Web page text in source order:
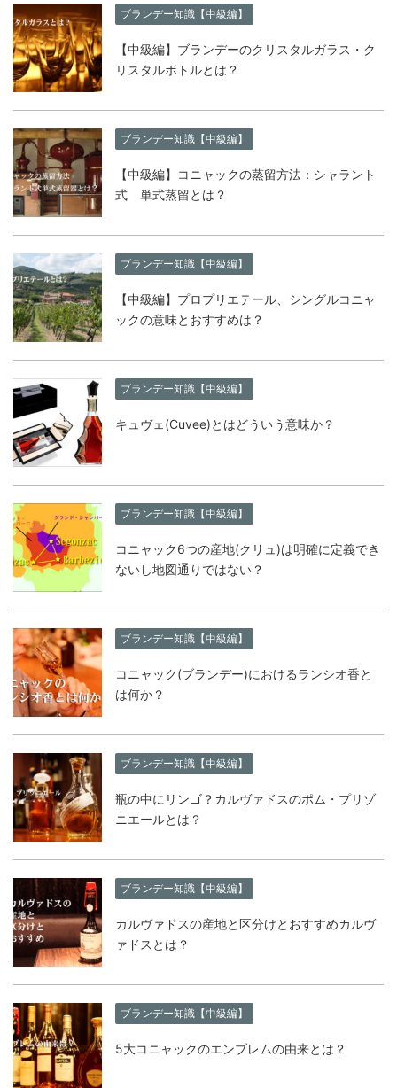
ブランデー知識【中級編】
【中級編】ブランデーのクリスタルガラス・ク
リスタルボトルとは？
ブランデー知識【中級編】
【中級編】コニャックの蒸留方法：シャラント
式 単式蒸留とは？
ブランデー知識【中級編】
【中級編】プロプリエテール、シングルコニャ
ックの意味とおすすめは？
ブランデー知識【中級編】
キュヴェ(Cuvee)とはどういう意味か？
ブランデー知識【中級編】
コニャック6つの産地(クリュ)は明確に定義でき
ないし地図通りではない？
ブランデー知識【中級編】
コニャック(ブランデー)におけるランシオ香と
は何か？
ブランデー知識【中級編】
瓶の中にリンゴ？カルヴァドスのポム・プリゾ
ニエールとは？
ブランデー知識【中級編】
カルヴァドスの産地と区分けとおすすめカルヴ
ァドスとは？
ブランデー知識【中級編】
5大コニャックのエンブレムの由来とは？